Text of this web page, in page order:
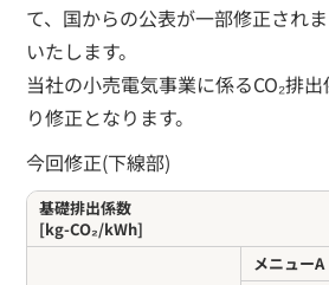
て、国からの公表が一部修正され
いたします。
当社の小売電気事業に係るCO₂排
り修正となります。
今回修正(下線部)
基礎排出係数
[kg-CO₂/kWh]
メニューA